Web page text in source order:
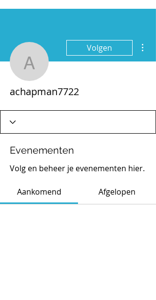
achapman7722
Volgen
achapman7722
Evenementen
Volg en beheer je evenementen hier.
Aankomend Afgelopen